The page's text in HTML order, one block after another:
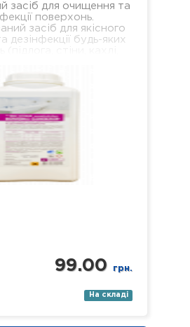
засіб для очищення та
поверхонь.
засіб для якісного
дезінфекції будь-яких
тощо). Засіб якісно…
99.00 грн.
На складі